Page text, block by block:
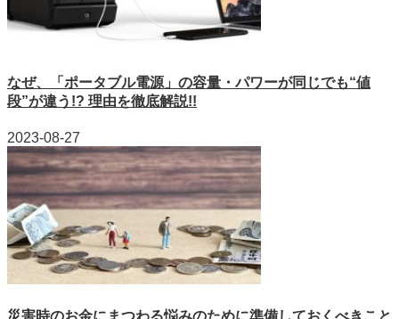
なぜ、「ポータブル電源」の容量・パワーが同じでも“値
段”が違う!? 理由を徹底解説!!
2023-08-27
災害時のお金にまつわる悩みのために準備しておくべきこと